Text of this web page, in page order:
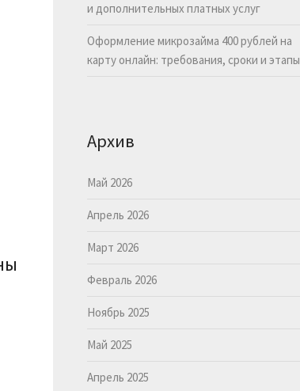
и дополнительных платных услуг
Оформление микрозайма 400 рублей на
карту онлайн: требования, сроки и этапы
Архив
Май 2026
Апрель 2026
Март 2026
Февраль 2026
Ноябрь 2025
Май 2025
Апрель 2025